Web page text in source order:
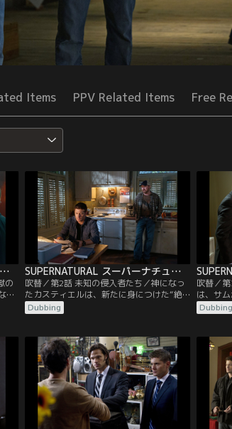
Items PPV Related Items Free
SUPERNATURAL スーパーナチュラル シーズン7 第01話／吹替
の
暴
SUPERNATURAL スーパーナチュラル シーズン7 第02話／吹替
吹替／第2話 未知の侵入者たち／神になっ
たカスティエルは、新たに身につけた“絶
対的な力”の重みに苦しんでいる。そし
て、再び幻覚を見始めたサムは地獄にいた
幻覚の区別がつかなくなっている。カステ
ィエルと戦い、サムを常に現実に引き戻そ
うとするディーンと、彼を最大限にバック
アップするボビー。だが、彼らの前に…。
Dubbing
吹替／
は、サ
たのを知
自分が関
いた。
た。サ
ーは、
Dubbing